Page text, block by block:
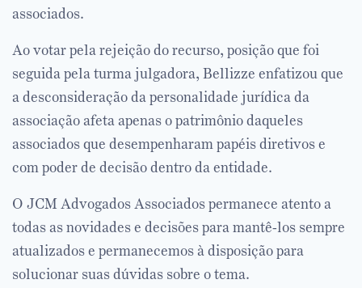
associados.
Ao votar pela rejeição do recurso, posição que foi
seguida pela turma julgadora, Bellizze enfatizou que
a desconsideração da personalidade jurídica da
associação afeta apenas o patrimônio daqueles
associados que desempenharam papéis diretivos e
com poder de decisão dentro da entidade.
O JCM Advogados Associados permanece atento a
todas as novidades e decisões para mantê-los sempre
atualizados e permanecemos à disposição para
solucionar suas dúvidas sobre o tema.